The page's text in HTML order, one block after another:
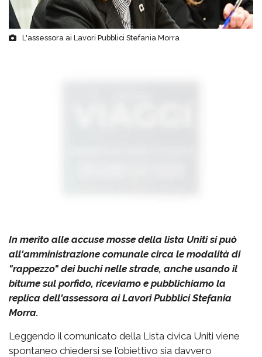
L'assessora ai Lavori Pubblici Stefania Morra
In merito alle accuse mosse della lista Uniti si può
all'amministrazione comunale circa le modalità di
"rappezzo" dei buchi nelle strade, anche usando il
bitume sul porfido, riceviamo e pubblichiamo la
replica dell'assessora ai Lavori Pubblici Stefania
Morra.
Leggendo il comunicato della Lista civica Uniti viene
spontaneo chiedersi se l’obiettivo sia davvero